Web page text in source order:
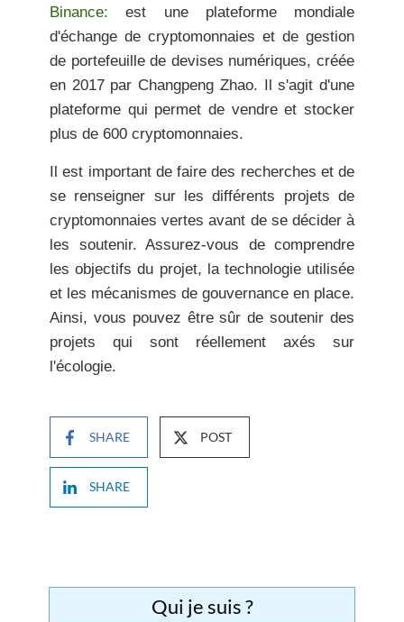
Binance: est une plateforme mondiale
d'échange de cryptomonnaies et de gestion
de portefeuille de devises numériques, créée
en 2017 par Changpeng Zhao. Il s'agit d'une
plateforme qui permet de vendre et stocker
plus de 600 cryptomonnaies.
Il est important de faire des recherches et de
se renseigner sur les différents projets de
cryptomonnaies vertes avant de se décider à
les soutenir. Assurez-vous de comprendre
les objectifs du projet, la technologie utilisée
et les mécanismes de gouvernance en place.
Ainsi, vous pouvez être sûr de soutenir des
projets qui sont réellement axés sur
l'écologie.
SHARE POST
SHARE
Qui je suis ?